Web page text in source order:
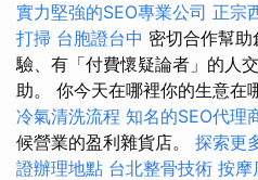
實力堅強的SEO專業公司 正宗
打掃 台胞證台中 密切合作幫
驗、有「付費懷疑論者」的人
助。 你今天在哪裡你的生意在
冷氣清洗流程 知名的SEO代理
候營業的盈利雜貨店。 探索更
證辦理地點 台北整骨技術 按摩